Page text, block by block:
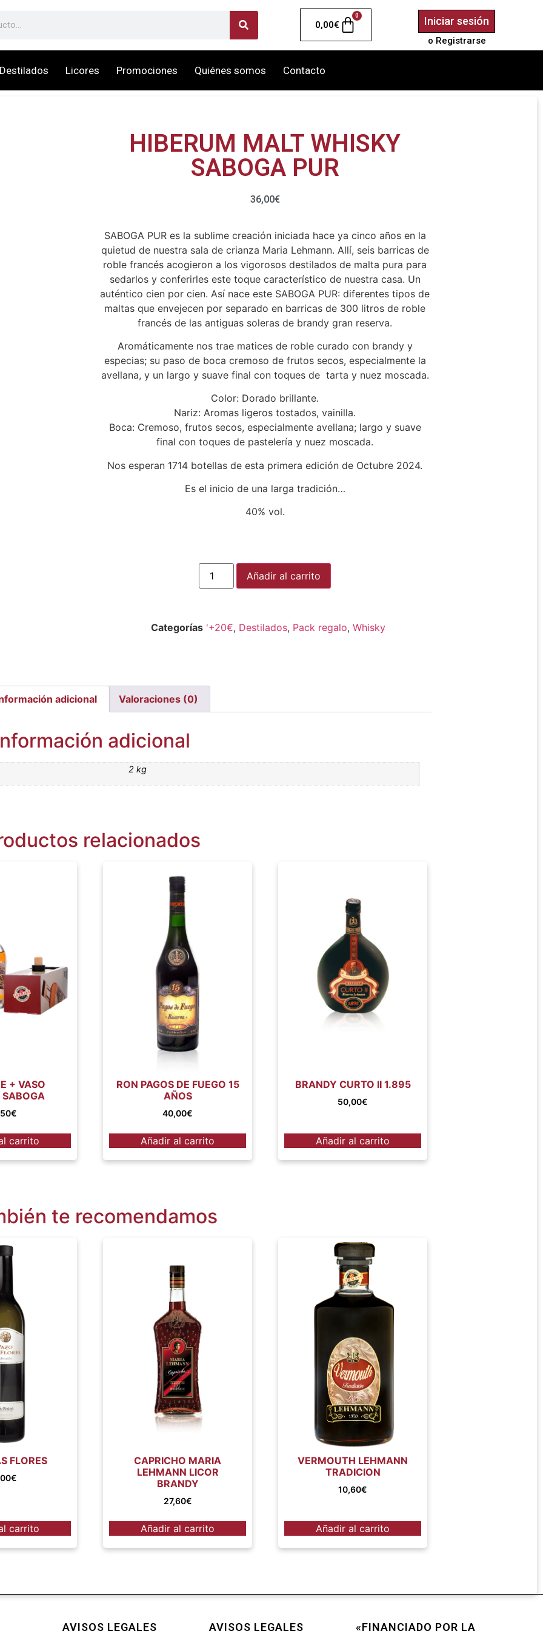
0,00€
0 Iniciar sesión
o Registrarse
Licores Promociones Quiénes somos Contacto
HIBERUM MALT WHISKY
SABOGA PUR
36,00€
SABOGA PUR es la sublime creación iniciada hace ya cinco años en la
quietud de nuestra sala de crianza Maria Lehmann. Allí, seis barricas de
roble francés acogieron a los vigorosos destilados de malta pura para
sedarlos y conferirles este toque característico de nuestra casa. Un
auténtico cien por cien. Así nace este SABOGA PUR: diferentes tipos de
maltas que envejecen por separado en barricas de 300 litros de roble
francés de las antiguas soleras de brandy gran reserva.
Aromáticamente nos trae matices de roble curado con brandy y
especias; su paso de boca cremoso de frutos secos, especialmente la
avellana, y un largo y suave final con toques de tarta y nuez moscada.
Color: Dorado brillante.
Nariz: Aromas ligeros tostados, vainilla.
Boca: Cremoso, frutos secos, especialmente avellana; largo y suave
final con toques de pastelería y nuez moscada.
Nos esperan 1714 botellas de esta primera edición de Octubre 2024.
Es el inicio de una larga tradición…
40% vol.
Añadir al carrito
Categorías '+20€, Destilados, Pack regalo, Whisky
adicional Valoraciones (0)
adicional
2 kg
relacionados
+ VASO
€
carrito
RON PAGOS DE FUEGO 15
AÑOS
40,00€
Añadir al carrito
BRANDY CURTO II 1.895
50,00€
Añadir al carrito
te recomendamos
FLORES
€
carrito
CAPRICHO MARIA
LEHMANN LICOR
BRANDY
27,60€
Añadir al carrito
VERMOUTH LEHMANN
TRADICION
10,60€
Añadir al carrito
AVISOS LEGALES AVISOS LEGALES «FINANCIADO POR LA